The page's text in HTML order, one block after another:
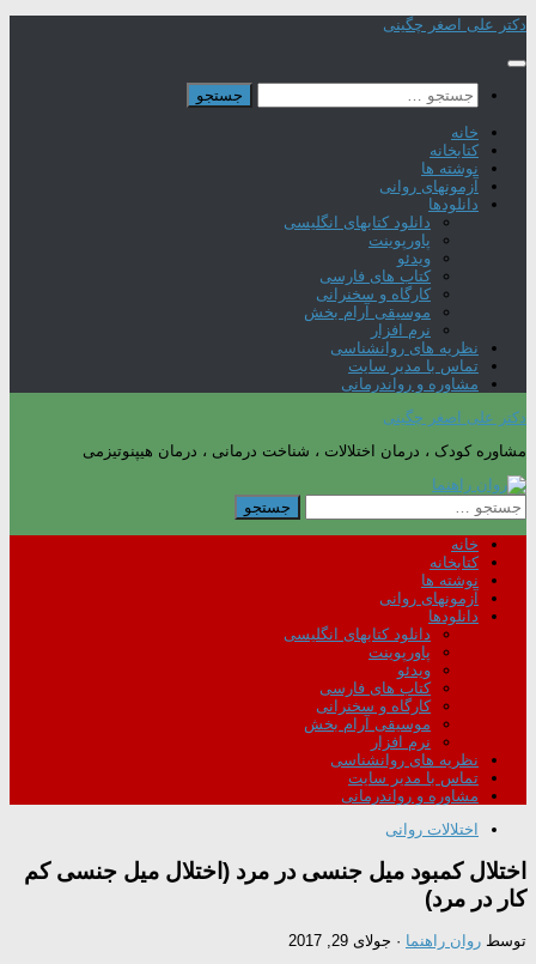
Skip
content
دکتر علی اصغر چگینی
جستجو
برای:
خانه
کتابخانه
نوشته ها
آزمونهای روانی
دانلودها
دانلود کتابهای انگلیسی
پاورپوینت
ویدئو
کتاب های فارسی
کارگاه و سخنرانی
موسیقی آرام بخش
نرم افزار
نظریه های روانشناسی
تماس با مدیر سایت
مشاوره و رواندرمانی
دکتر علی اصغر چگینی
مشاوره کودک ، درمان اختلالات ، شناخت درمانی ، درمان هیپنوتیزمی
جستجو
برای:
خانه
کتابخانه
نوشته ها
آزمونهای روانی
دانلودها
دانلود کتابهای انگلیسی
پاورپوینت
ویدئو
کتاب های فارسی
کارگاه و سخنرانی
موسیقی آرام بخش
نرم افزار
نظریه های روانشناسی
تماس با مدیر سایت
مشاوره و رواندرمانی
اختلالات روانی
اختلال کمبود میل جنسی در مرد (اختلال میل جنسی کم
کار در مرد)
توسط روان راهنما · جولای 29, 2017